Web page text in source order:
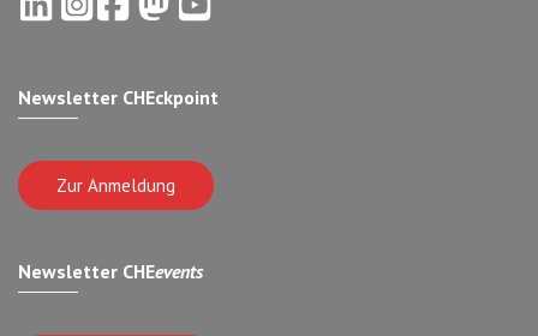
Newsletter CHEckpoint
Zur Anmeldung
Newsletter CHEevents